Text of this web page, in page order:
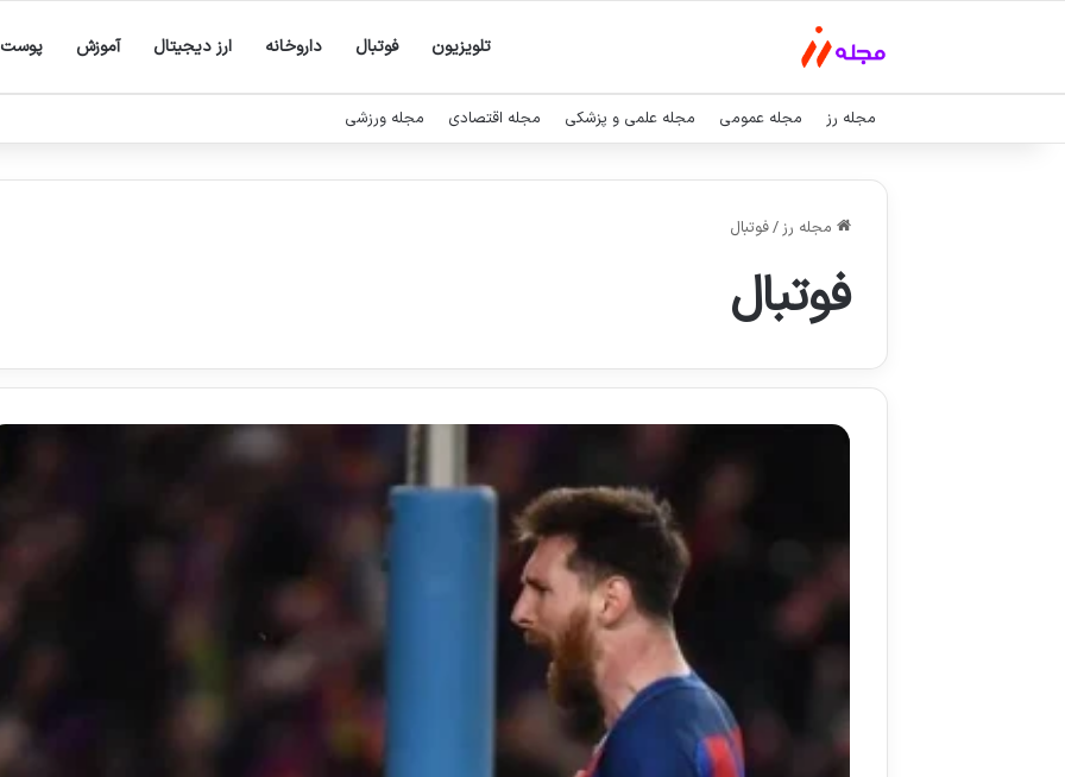
تلویزیون فوتبال داروخانه ارز دیجیتال آموزش پوست
مجله رز مجله عمومی مجله علمی و پزشکی مجله اقتصادی مجله ورزشی
مجله رز/فوتبال
فوتبال